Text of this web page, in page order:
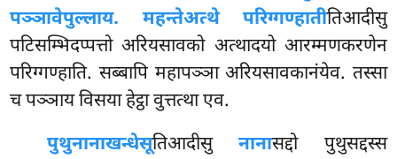
पञ्ञावेपुल्लाय. महन्तेअत्थे परिग्गण्हातीतिआदीसु
पटिसम्भिदप्पत्तो अरियसावको अत्थादयो आरम्मणकरणेन
परिग्गण्हाति. सब्बापि महापञ्ञा अरियसावकानंयेव. तस्सा
च पञ्ञाय विसया हेट्ठा वुत्तत्था एव.
पुथुनानाखन्धेसूतिआदीसुनानासद्दो पुथुसद्दस्स